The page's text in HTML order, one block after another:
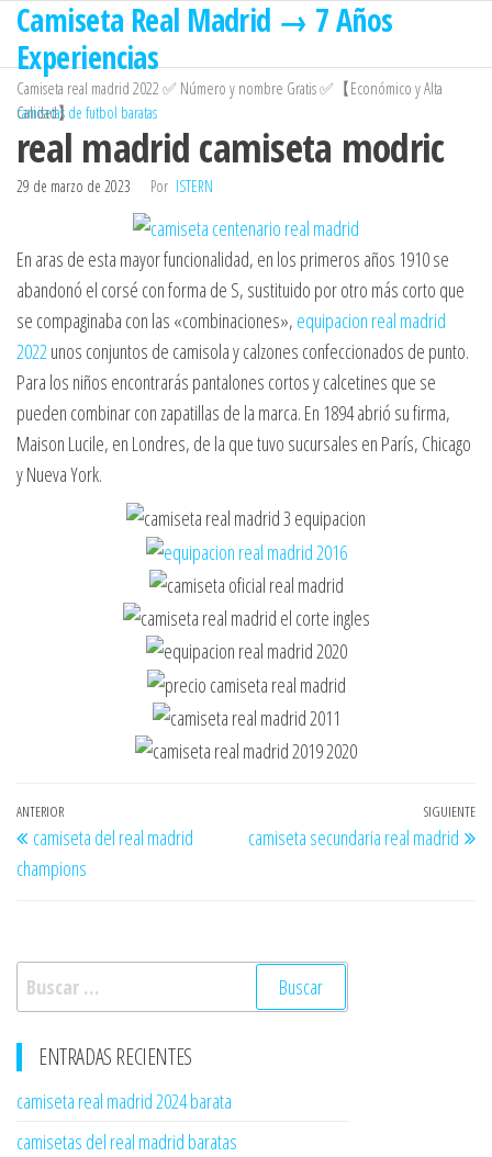
Saltar
contenido
Camiseta Real Madrid → 7 Años
Experiencias
Camiseta real madrid 2022 ✅ Número y nombre Gratis ✅【Económico y Alta
Calidad】
camisetas de futbol baratas
real madrid camiseta modric
29 de marzo de 2023 Por ISTERN
En aras de esta mayor funcionalidad, en los primeros años 1910 se
abandonó el corsé con forma de S, sustituido por otro más corto que
se compaginaba con las «combinaciones», equipacion real madrid
2022unos conjuntos de camisola y calzones confeccionados de punto.
Para los niños encontrarás pantalones cortos y calcetines que se
pueden combinar con zapatillas de la marca. En 1894 abrió su firma,
Maison Lucile, en Londres, de la que tuvo sucursales en París, Chicago
y Nueva York.
Navegación
de
entradas
Entrada
anterior
ANTERIOR
camiseta del real madrid
champions
SIGUIENTE
camiseta secundaria real madrid
Buscar:
ENTRADAS RECIENTES
camiseta real madrid 2024 barata
camisetas del real madrid baratas